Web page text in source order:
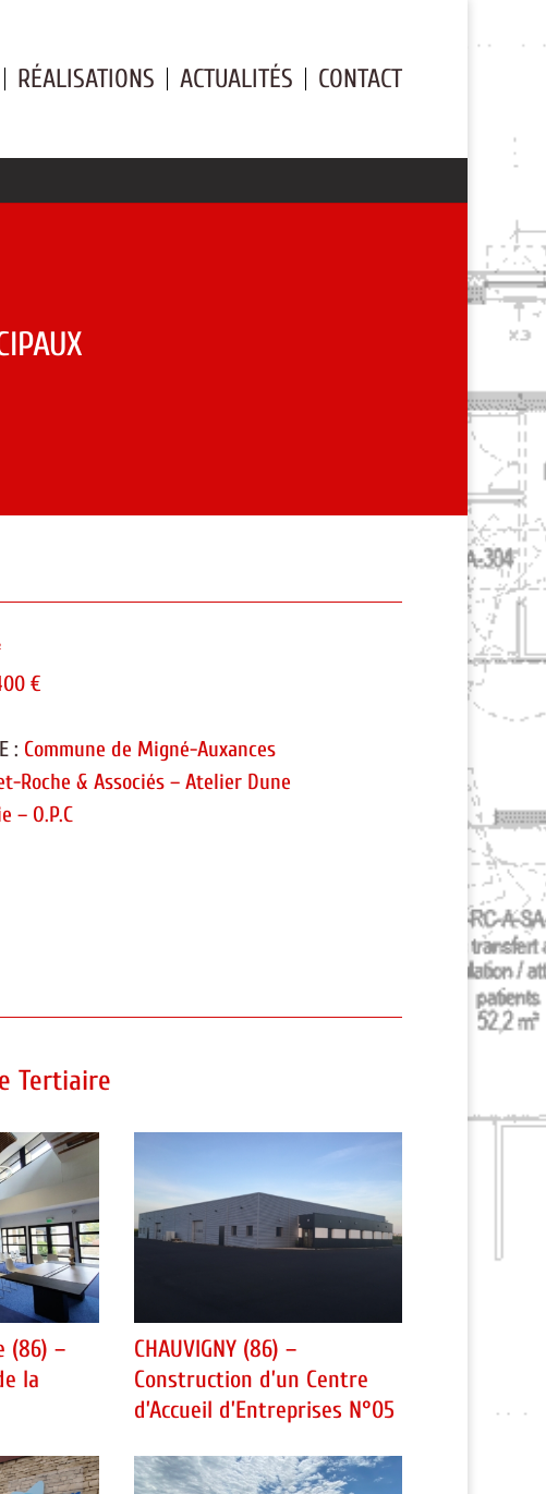
RÉALISATIONS ACTUALITÉS CONTACT
€
: Commune de Migné-Auxances
Roche & Associés – Atelier Dune
– O.P.C
Tertiaire
(86) –
la
CHAUVIGNY (86) –
Construction d’un Centre
d’Accueil d’Entreprises N°05